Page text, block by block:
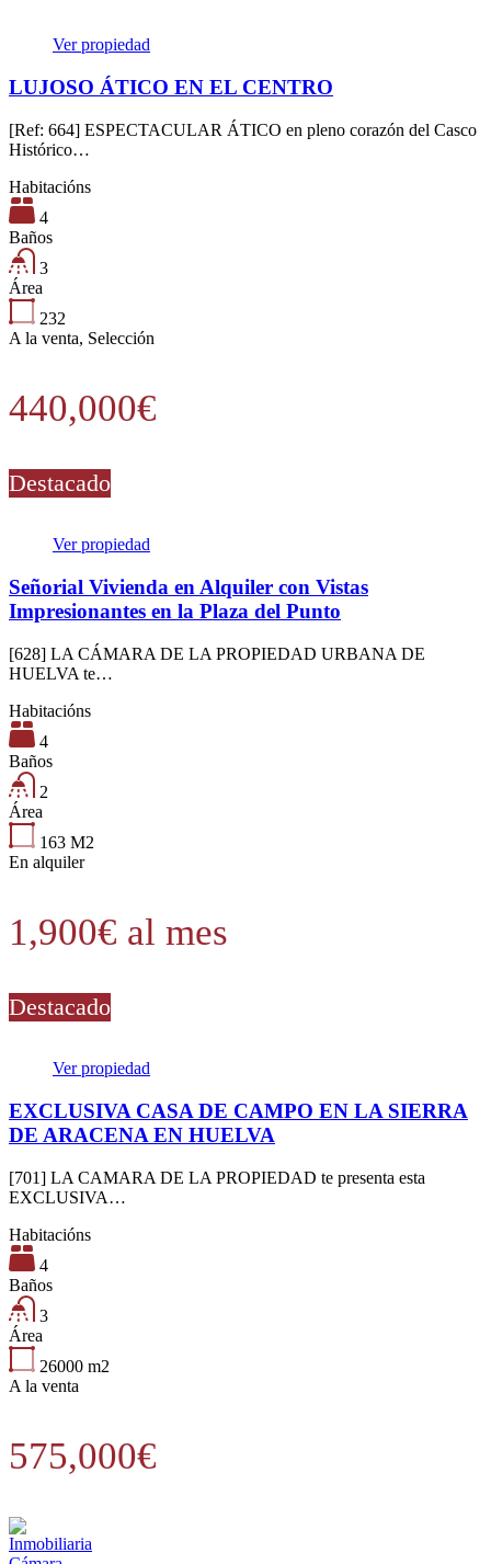
Ver propiedad
LUJOSO ÁTICO EN EL CENTRO
[Ref: 664] ESPECTACULAR ÁTICO en pleno corazón del Casco
Histórico…
Habitacións
4
Baños
3
Área
232
A la venta, Selección
440,000€
Destacado
Ver propiedad
Señorial Vivienda en Alquiler con Vistas
Impresionantes en la Plaza del Punto
[628] LA CÁMARA DE LA PROPIEDAD URBANA DE
HUELVA te…
Habitacións
4
Baños
2
Área
163 M2
En alquiler
1,900€ al mes
Destacado
Ver propiedad
EXCLUSIVA CASA DE CAMPO EN LA SIERRA
DE ARACENA EN HUELVA
[701] LA CAMARA DE LA PROPIEDAD te presenta esta
EXCLUSIVA…
Habitacións
4
Baños
3
Área
26000 m2
A la venta
575,000€